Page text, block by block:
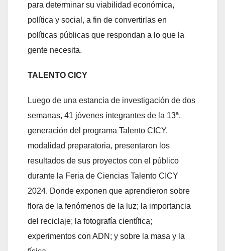
para determinar su viabilidad económica,
política y social, a fin de convertirlas en
políticas públicas que respondan a lo que la
gente necesita.
TALENTO CICY
Luego de una estancia de investigación de dos
semanas, 41 jóvenes integrantes de la 13ª.
generación del programa Talento CICY,
modalidad preparatoria, presentaron los
resultados de sus proyectos con el público
durante la Feria de Ciencias Talento CICY
2024. Donde exponen que aprendieron sobre
flora de la fenómenos de la luz; la importancia
del reciclaje; la fotografía científica;
experimentos con ADN; y sobre la masa y la